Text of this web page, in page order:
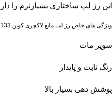
این رژ لب ساختاری بسیارنرم را
ویژگی های خاص رژ لب مایع لاکچری کوین 133:
سوپر مات
رنگ ثابت و پایدار
پوشش دهی بسیار بالا